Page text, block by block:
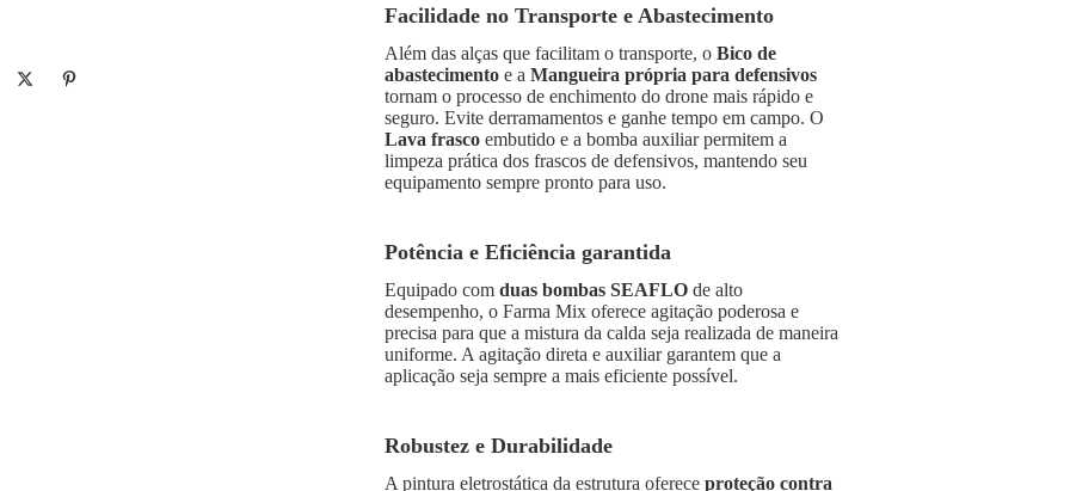
Facilidade no Transporte e Abastecimento
Além das alças que facilitam o transporte, o Bico de
abastecimentoe a Mangueira própria para defensivos
tornam o processo de enchimento do drone mais rápido e
seguro. Evite derramamentos e ganhe tempo em campo. O
Lava frascoembutido e a bomba auxiliar permitem a
limpeza prática dos frascos de defensivos, mantendo seu
equipamento sempre pronto para uso.
Potência e Eficiência garantida
Equipado com duas bombas SEAFLOde alto
desempenho, o Farma Mix oferece agitação poderosa e
precisa para que a mistura da calda seja realizada de maneira
uniforme. A agitação direta e auxiliar garantem que a
aplicação seja sempre a mais eficiente possível.
Robustez e Durabilidade
A pintura eletrostática da estrutura oferece proteção contra